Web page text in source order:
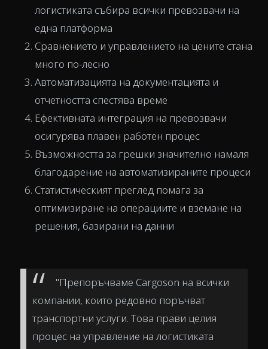
логистиката събира всички превозвачи на
една платформа
Сравнението и управлението на цените стана
много по-лесно
Автоматизацията на документацията и
отчетността спестява време
Ефективната интеграция на превозвачи
осигурява плавен работен процес
Възможността за грешки значително намаля
благодарение на автоматизираните процеси
Статистическият преглед помага за
оптимизиране на операциите и вземане на
решения, базирани на данни
"Препоръчваме Cargoson на всички
компании, които редовно поръчват
транспортни услуги. Това прави целия
процес на управление на логистиката